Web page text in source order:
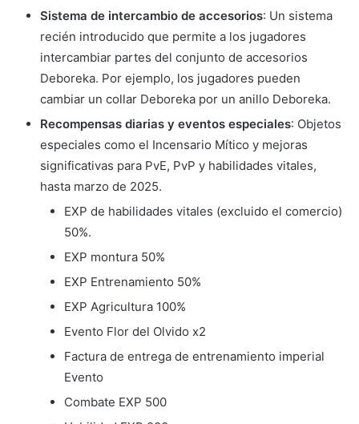
Sistema de intercambio de accesorios: Un sistema
recién introducido que permite a los jugadores
intercambiar partes del conjunto de accesorios
Deboreka. Por ejemplo, los jugadores pueden
cambiar un collar Deboreka por un anillo Deboreka.
Recompensas diarias y eventos especiales: Objetos
especiales como el Incensario Mítico y mejoras
significativas para PvE, PvP y habilidades vitales,
hasta marzo de 2025.
EXP de habilidades vitales (excluido el comercio)
50%.
EXP montura 50%
EXP Entrenamiento 50%
EXP Agricultura 100%
Evento Flor del Olvido x2
Factura de entrega de entrenamiento imperial
Evento
Combate EXP 500